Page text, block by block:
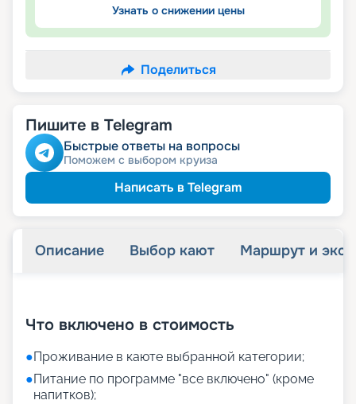
Узнать о снижении цены
Поделиться
Пишите в Telegram
Быстрые ответы на вопросы
Поможем с выбором круиза
Написать в Telegram
Описание Выбор кают Маршрут и
Что включено в стоимость
●Проживание в каюте выбранной категории;
●Питание по программе "все включено" (кроме
напитков);